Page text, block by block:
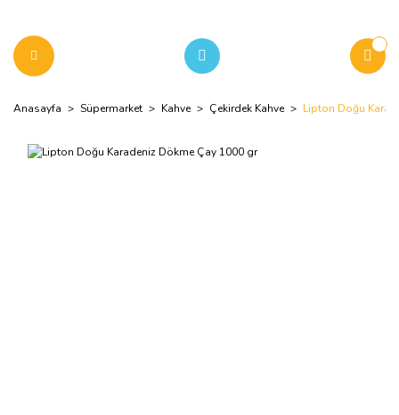
Anasayfa Süpermarket Kahve Çekirdek Kahve Lipton Doğu